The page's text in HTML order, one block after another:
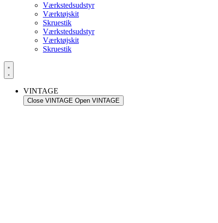
Værkstedsudstyr
Værktøjskit
Skruestik
Værkstedsudstyr
Værktøjskit
Skruestik
VINTAGE
Close VINTAGE Open VINTAGE